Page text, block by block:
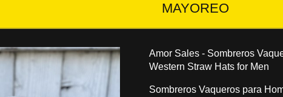
MAYOREO
Amor Sales - Sombreros
Western Straw Hats for Men
Sombreros Vaqueros para